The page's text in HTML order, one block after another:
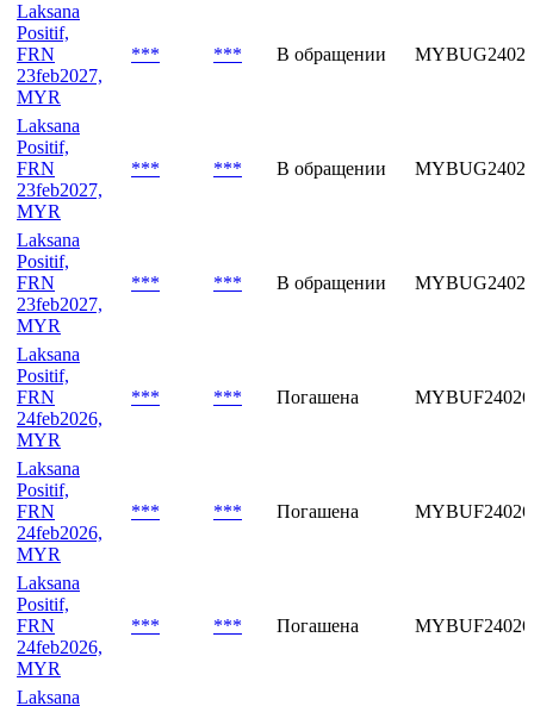
Laksana
Positif,
FRN
23feb2027,
MYR
*** *** В обращении
Laksana
Positif,
FRN
23feb2027,
MYR
*** *** В обращении
Laksana
Positif,
FRN
23feb2027,
MYR
*** *** В обращении
Laksana
Positif,
FRN
24feb2026,
MYR
*** *** Погашена
Laksana
Positif,
FRN
24feb2026,
MYR
*** *** Погашена
Laksana
Positif,
FRN
24feb2026,
MYR
*** *** Погашена
Laksana